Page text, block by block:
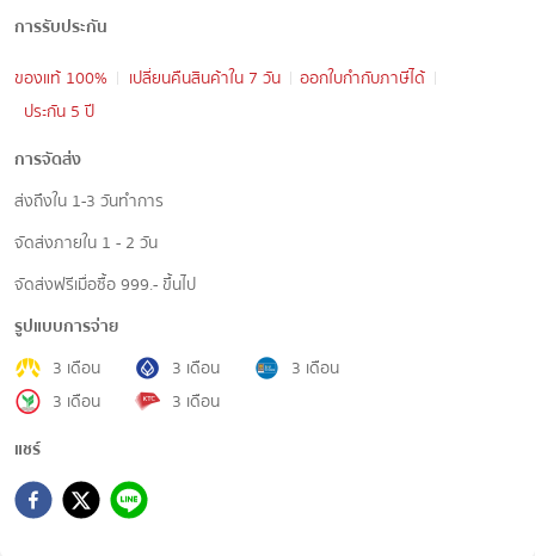
การรับประกัน
ของแท้ 100%
เปลี่ยนคืนสินค้าใน 7 วัน
ออกใบกำกับภาษีได้
ประกัน 5 ปี
การจัดส่ง
ส่งถึงใน 1-3 วันทำการ
จัดส่งภายใน 1 - 2 วัน
จัดส่งฟรีเมื่อซื้อ 999.- ขึ้นไป
รูปแบบการจ่าย
3 เดือน
3 เดือน
3 เดือน
3 เดือน
3 เดือน
แชร์